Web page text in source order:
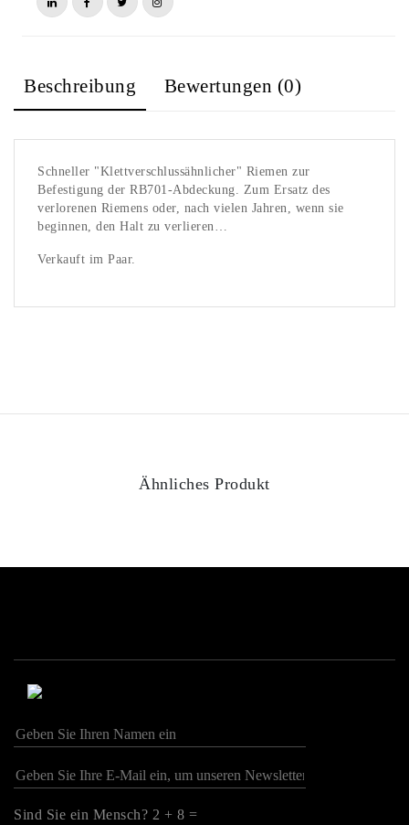
Beschreibung Bewertungen (0)
Schneller "Klettverschlussähnlicher" Riemen zur
Befestigung der RB701-Abdeckung. Zum Ersatz des
verlorenen Riemens oder, nach vielen Jahren, wenn sie
beginnen, den Halt zu verlieren…
Verkauft im Paar.
Ähnliches Produkt
Sind Sie ein Mensch? 2 + 8 =